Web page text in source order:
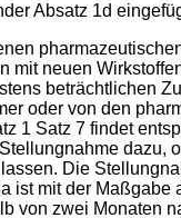
Absatz 1d
mit neuen
beträchtlichen
oder von den
1 Satz 7 findet
dazu,
Die
ist mit der
von zwei Monaten